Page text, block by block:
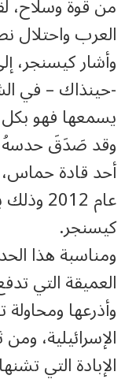
العرب
وأشار كيسنجر،
-حينذاك – في
يسمعها فهو
وقد صَدَقَ حدسهُ،
أحد قادة حماس،
عام
كيسنجر.
ومناسبة هذا
العميقة التي
وأذرعها
الإسرائيلية،
الإبادة التي